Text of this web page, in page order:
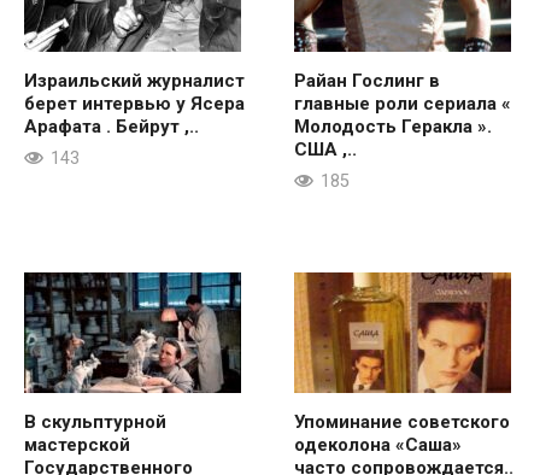
Израильский журналист
берет интервью у Ясера
Арафата . Бейрут ,..
143
Райан Гослинг в
главные роли сериала «
Молодость Геракла ».
США ,..
185
В скульптурной
мастерской
Государственного
Упоминание советского
одеколона «Саша»
часто сопровождается..